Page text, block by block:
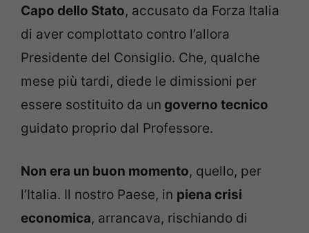
Capo dello Stato, accusato da Forza Italia
di aver complottato contro l’allora
Presidente del Consiglio. Che, qualche
mese più tardi, diede le dimissioni per
essere sostituito da un governo tecnico
guidato proprio dal Professore.
Non era un buon momento, quello, per
l’Italia. Il nostro Paese, in piena crisi
economica, arrancava, rischiando di